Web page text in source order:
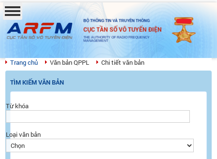
BỘ THÔNG TIN VÀ TRUYỀN THÔNG
CỤC TẦN SỐ VÔ TUYẾN ĐIỆN
THE AUTHORITY OF RADIO FREQUENCY
MANAGEMENT
Trang chủ Văn bản QPPL Chi tiết văn bản
TÌM KIẾM VĂN BẢN
Từ khóa
Loại văn bản